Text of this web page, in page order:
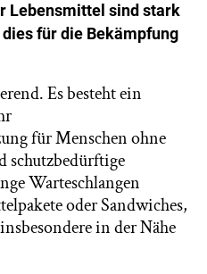
Lebensmittel sind stark
für die Bekämpfung
Es besteht ein
für Menschen ohne
schutzbedürftige
Warteschlangen
oder Sandwiches,
in der Nähe